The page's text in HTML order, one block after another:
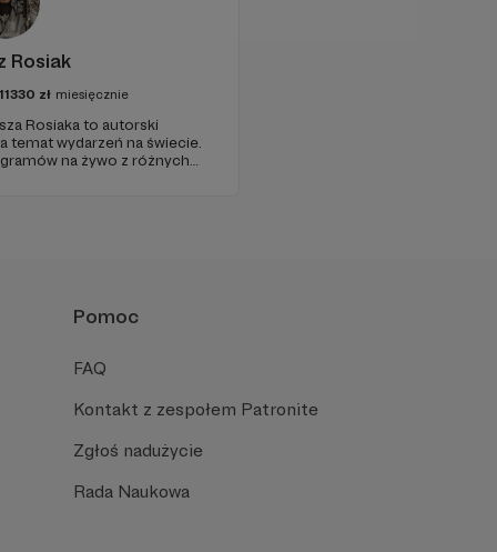
Rosiak
zł miesięcznie
Rosiaka to autorski
temat wydarzeń na świecie.
na żywo z różnych
Pomoc
FAQ
Kontakt z zespołem Patronite
Zgłoś nadużycie
Rada Naukowa